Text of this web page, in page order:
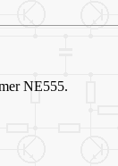
NE555.